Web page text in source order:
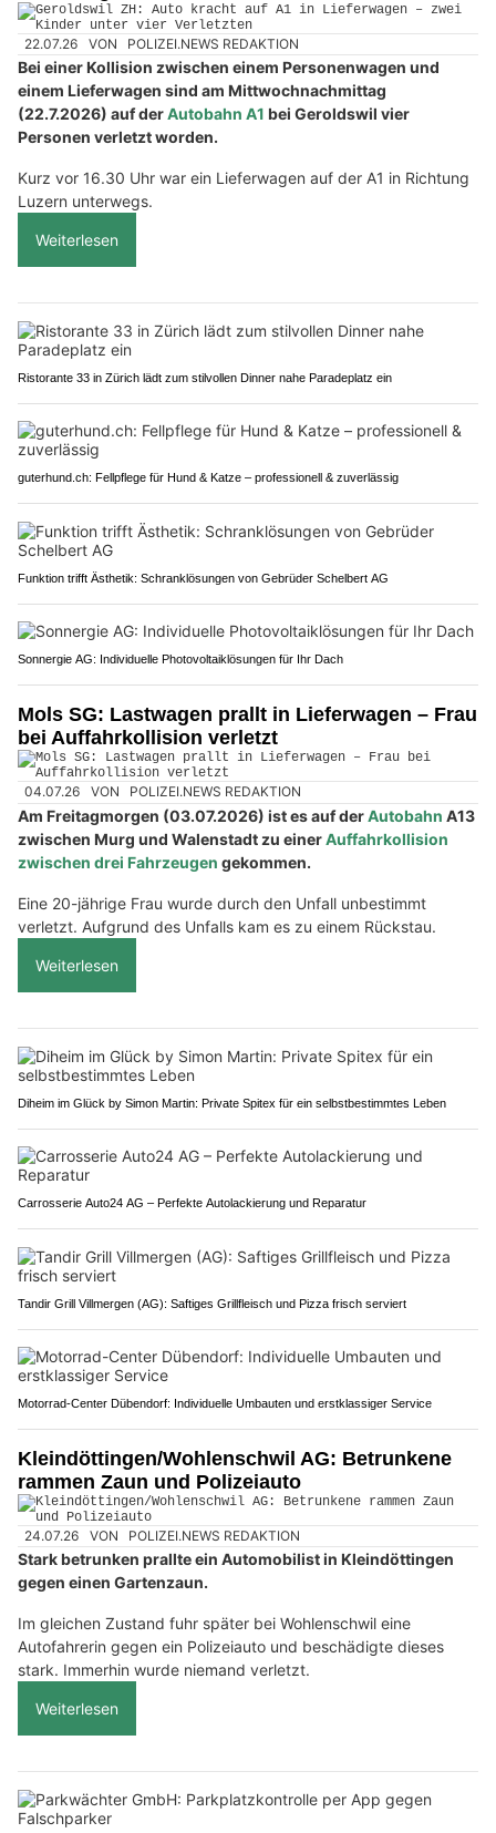
22.07.26 VON POLIZEI.NEWS REDAKTION
Bei einer Kollision zwischen einem Personenwagen und
einem Lieferwagen sind am Mittwochnachmittag
(22.7.2026) auf derAutobahn A1 bei Geroldswil vier
Personen verletzt worden.
Kurz vor 16.30 Uhr war ein Lieferwagen auf der A1 in Richtung
Luzern unterwegs.
Weiterlesen
Ristorante 33 in Zürich lädt zum stilvollen Dinner nahe Paradeplatz ein
guterhund.ch: Fellpflege für Hund & Katze – professionell & zuverlässig
Funktion trifft Ästhetik: Schranklösungen von Gebrüder Schelbert AG
Sonnergie AG: Individuelle Photovoltaiklösungen für Ihr Dach
Mols SG: Lastwagen prallt in Lieferwagen – Frau
bei Auffahrkollision verletzt
04.07.26 VON POLIZEI.NEWS REDAKTION
Am Freitagmorgen (03.07.2026) ist es auf derAutobahn A13
zwischen Murg und Walenstadt zu einerAuffahrkollision
zwischen drei Fahrzeugen gekommen.
Eine 20-jährige Frau wurde durch den Unfall unbestimmt
verletzt. Aufgrund des Unfalls kam es zu einem Rückstau.
Weiterlesen
Diheim im Glück by Simon Martin: Private Spitex für ein selbstbestimmtes Leben
Carrosserie Auto24 AG – Perfekte Autolackierung und Reparatur
Tandir Grill Villmergen (AG): Saftiges Grillfleisch und Pizza frisch serviert
Motorrad-Center Dübendorf: Individuelle Umbauten und erstklassiger Service
Kleindöttingen/Wohlenschwil AG: Betrunkene
rammen Zaun und Polizeiauto
24.07.26 VON POLIZEI.NEWS REDAKTION
Stark betrunken prallte ein Automobilist in Kleindöttingen
gegen einen Gartenzaun.
Im gleichen Zustand fuhr später bei Wohlenschwil eine
Autofahrerin gegen ein Polizeiauto und beschädigte dieses
stark. Immerhin wurde niemand verletzt.
Weiterlesen